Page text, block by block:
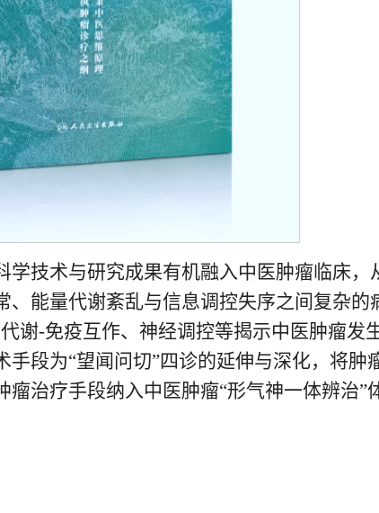
技术与研究成果有机融入中医肿瘤临床，
能量代谢紊乱与信息调控失序之间复杂的
谢-免疫互作、神经调控等揭示中医肿瘤发
段为“望闻问切”四诊的延伸与深化，将肿
治疗手段纳入中医肿瘤“形气神一体辨治”